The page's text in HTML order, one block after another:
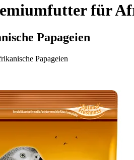
für
Papageien
Papageien